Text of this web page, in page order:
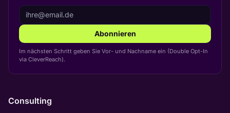
Abonnieren
Im nächsten Schritt geben Sie Vor- und Nachname ein (Double Opt-In
via CleverReach).
Consulting